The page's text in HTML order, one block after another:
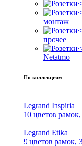
монтаж
прочее
Netatmo
По коллекциям
Legrand Inspiria
10 цветов
Legrand Etika
9 цветов рамок,